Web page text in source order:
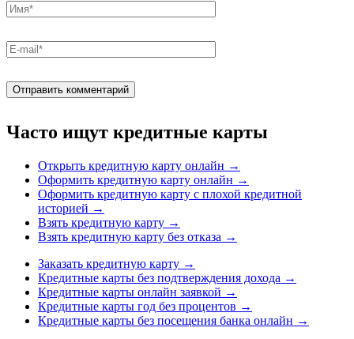
Часто ищут кредитные карты
Открыть кредитную карту онлайн →
Оформить кредитную карту онлайн →
Оформить кредитную карту с плохой кредитной
историей →
Взять кредитную карту →
Взять кредитную карту без отказа →
Заказать кредитную карту →
Кредитные карты без подтверждения дохода →
Кредитные карты онлайн заявкой →
Кредитные карты год без процентов →
Кредитные карты без посещения банка онлайн →